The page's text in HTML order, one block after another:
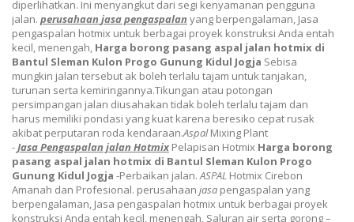
diperlihatkan. Ini menyangkut dari segi kenyamanan pengguna
jalan. perusahaan jasapengaspalan yang berpengalaman, Jasa
pengaspalan hotmix untuk berbagai proyek konstruksi Anda entah
kecil, menengah, Harga borong pasang aspal jalan hotmix di
Bantul Sleman Kulon Progo Gunung Kidul Jogja Sebisa
mungkin jalan tersebut ak boleh terlalu tajam untuk tanjakan,
turunan serta kemiringannya.Tikungan atau potongan
persimpangan jalan diusahakan tidak boleh terlalu tajam dan
harus memiliki pondasi yang kuat karena beresiko cepat rusak
akibat perputaran roda kendaraan.AspalMixing Plant
-JasaPengaspalan jalan HotmixPelapisan Hotmix Harga borong
pasang aspal jalan hotmix di Bantul Sleman Kulon Progo
Gunung Kidul Jogja -Perbaikan jalan. ASPAL Hotmix Cirebon
Amanah dan Profesional. perusahaan jasa pengaspalan yang
berpengalaman, Jasa pengaspalan hotmix untuk berbagai proyek
konstruksi Anda entah kecil, menengah, Saluran air serta gorong –